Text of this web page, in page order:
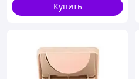
Купить